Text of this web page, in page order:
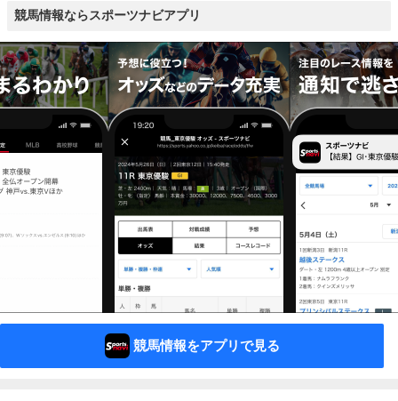
競馬情報ならスポーツナビアプリ
競馬情報をアプリで見る